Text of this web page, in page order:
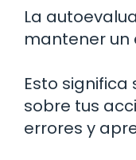
La
mantener un
Esto
sobre tus
errores y